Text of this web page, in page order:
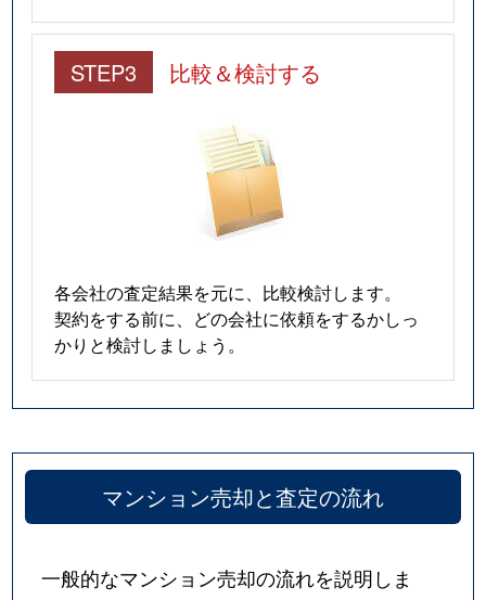
STEP3 比較＆検討する
各会社の査定結果を元に、比較検討します。
契約をする前に、どの会社に依頼をするかしっ
かりと検討しましょう。
マンション売却と査定の流れ
一般的なマンション売却の流れを説明しま